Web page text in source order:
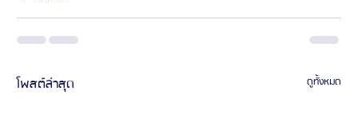
โพสต์ล่าสุด ดูทั้งหมด